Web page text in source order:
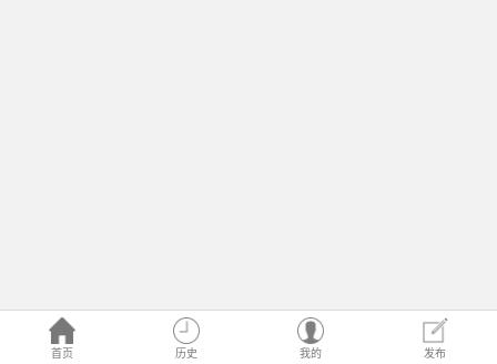
首页 历史 我的 发布